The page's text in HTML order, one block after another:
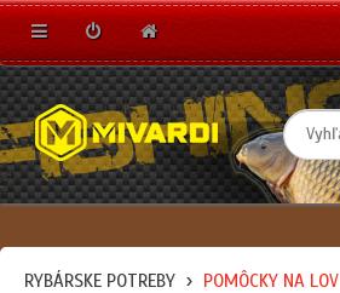
RYBÁRSKE POTREBY POMÔCKY NA LOV